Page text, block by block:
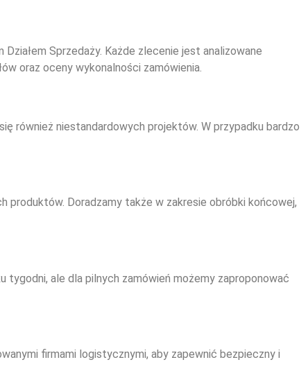
Sprzedaży. Każde zlecenie jest analizowane
oraz oceny wykonalności zamówienia.
również niestandardowych projektów. W przypadku bardzo
produktów. Doradzamy także w zakresie obróbki końcowej,
tygodni, ale dla pilnych zamówień możemy zaproponować
firmami logistycznymi, aby zapewnić bezpieczny i